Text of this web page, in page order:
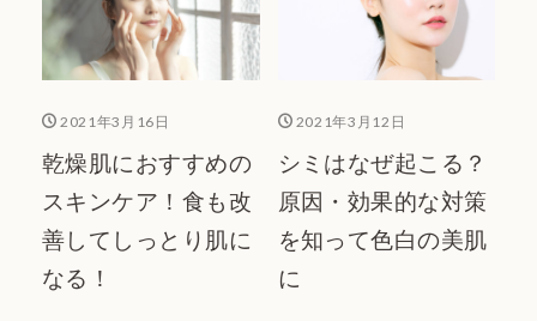
2021年3月16日
乾燥肌におすすめの
スキンケア！食も改
善してしっとり肌に
なる！
2021年3月12日
シミはなぜ起こる？
原因・効果的な対策
を知って色白の美肌
に